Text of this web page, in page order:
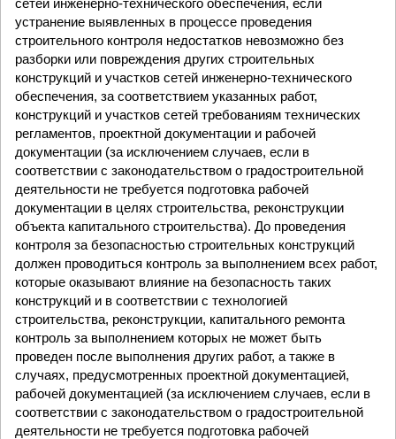
сетей инженерно-технического обеспечения, если
устранение выявленных в процессе проведения
строительного контроля недостатков невозможно без
разборки или повреждения других строительных
конструкций и участков сетей инженерно-технического
обеспечения, за соответствием указанных работ,
конструкций и участков сетей требованиям технических
регламентов, проектной документации и рабочей
документации (за исключением случаев, если в
соответствии с законодательством о градостроительной
деятельности не требуется подготовка рабочей
документации в целях строительства, реконструкции
объекта капитального строительства). До проведения
контроля за безопасностью строительных конструкций
должен проводиться контроль за выполнением всех работ,
которые оказывают влияние на безопасность таких
конструкций и в соответствии с технологией
строительства, реконструкции, капитального ремонта
контроль за выполнением которых не может быть
проведен после выполнения других работ, а также в
случаях, предусмотренных проектной документацией,
рабочей документацией (за исключением случаев, если в
соответствии с законодательством о градостроительной
деятельности не требуется подготовка рабочей